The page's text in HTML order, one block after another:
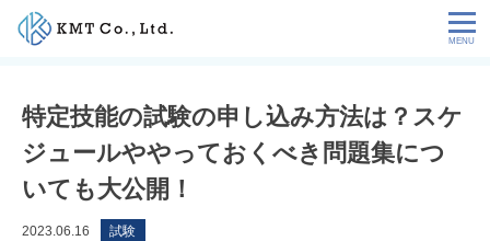
Skip
NEWS
特定技能の試験の申し込み方法は？スケ
ジュールややっておくべき問題集につ
いても大公開！
2023.06.16 試験